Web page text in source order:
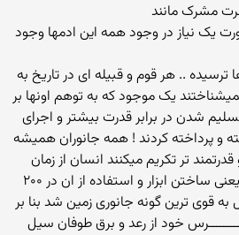
مشرک مانند
یک نیاز در وجود همه این ادمها وجود
ترسیده .. هر قوم و قبیله ای در تاریخ به
یک موجود که به توهم اونها بر
شدن در برابر قدرت بیشتر و اجرای
و پرداخته کردند ! همه جانوران همیشه
تر تکریم میکنند انسان از زمان
تبدیل شدن به انسان ماهر یعنی ساختن ابزار و استفاده از ان در ۲۰۰
قوی ترین گونه جانوری زمین شد بنا بر
خود از رعد و برق طوفان سیل